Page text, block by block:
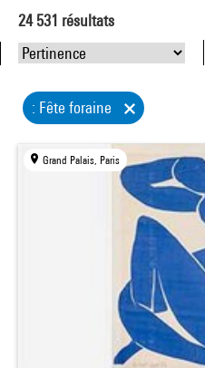
24 531 résultats
: Fête foraine
Grand Palais, Paris